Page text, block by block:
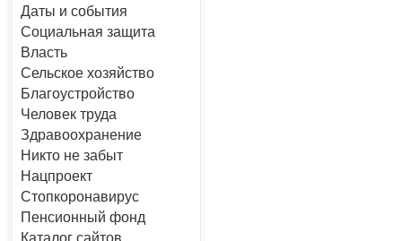
Даты и события
Социальная защита
Власть
Сельское хозяйство
Благоустройство
Человек труда
Здравоохранение
Никто не забыт
Нацпроект
Стопкоронавирус
Пенсионный фонд
Каталог сайтов